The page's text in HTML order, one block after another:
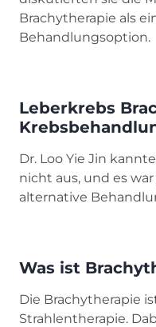
Brachytherapie als
Behandlungsoption.
Leberkrebs
Dr. Loo Yie Jin
nicht aus, und es
alternative
Was ist
Die Brachytherapie
Strahlentherapie.